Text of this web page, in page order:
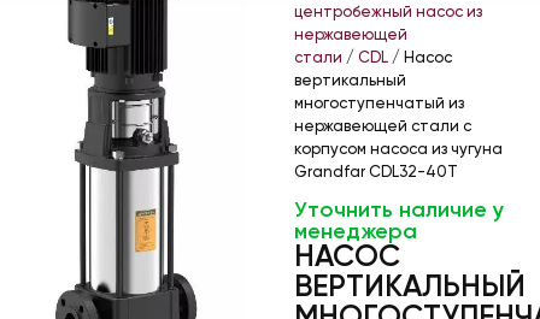
центробежный насос из
нержавеющей
стали / CDL / Насос
вертикальный
многоступенчатый из
нержавеющей стали с
корпусом насоса из чугуна
Grandfar CDL32-40T
Уточнить наличие у
менеджера
НАСОС
ВЕРТИКАЛЬНЫЙ